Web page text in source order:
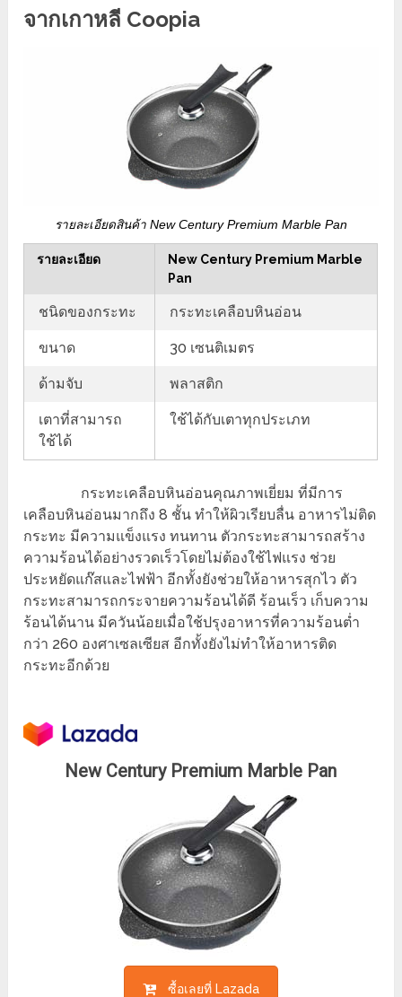
จากเกาหลี Coopia
รายละเอียดสินค้า New Century Premium Marble Pan
รายละเอียด
New Century Premium Marble
Pan
ชนิดของกระทะ กระทะเคลือบหินอ่อน
ขนาด 30 เซนติเมตร
ด้ามจับ พลาสติก
เตาที่สามารถ
ใช้ได้
ใช้ได้กับเตาทุกประเภท
กระทะเคลือบหินอ่อนคุณภาพเยี่ยม ที่มีการ
เคลือบหินอ่อนมากถึง 8 ชั้น ทำให้ผิวเรียบลื่น อาหารไม่ติด
กระทะ มีความแข็งแรง ทนทาน ตัวกระทะสามารถสร้าง
ความร้อนได้อย่างรวดเร็วโดยไม่ต้องใช้ไฟแรง ช่วย
ประหยัดแก๊สและไฟฟ้า อีกทั้งยังช่วยให้อาหารสุกไว ตัว
กระทะสามารถกระจายความร้อนได้ดี ร้อนเร็ว เก็บความ
ร้อนได้นาน มีควันน้อยเมื่อใช้ปรุงอาหารที่ความร้อนต่ำ
กว่า 260 องศาเซลเซียส อีกทั้งยังไม่ทำให้อาหารติด
กระทะอีกด้วย
New Century Premium Marble Pan
ซื้อเลยที่ Lazada